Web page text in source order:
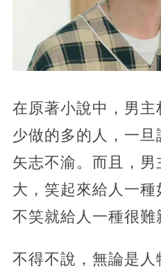
在原著小說中，男主
少做的多的人，一
矢志不渝。而且，
大，笑起來給人一種
不笑就給人一種很難
不得不說，無論是人